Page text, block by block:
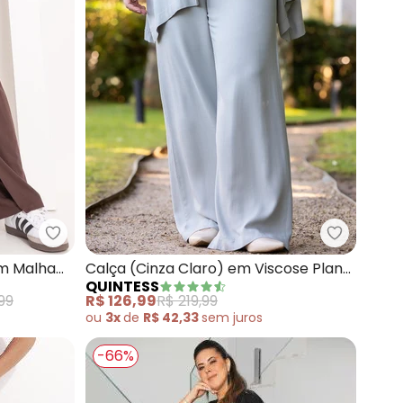
Tecido Plano Maquinetado
Quintess - Calça Pantalona Marrom em Malha
Malha
Quintess
Calça (Cinza Claro) em Viscose Plana
Sarjada
QUINTESS
R$ 126,99R$ 219,99
ou 3xde R$ 42,33sem juros
-66%